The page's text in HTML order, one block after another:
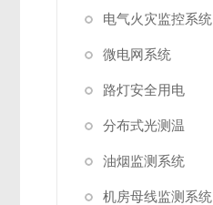
电气火灾监控系统
微电网系统
路灯安全用电
分布式光测温
油烟监测系统
机房母线监测系统